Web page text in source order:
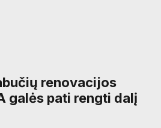
renovacijos
galės pati rengti dalį